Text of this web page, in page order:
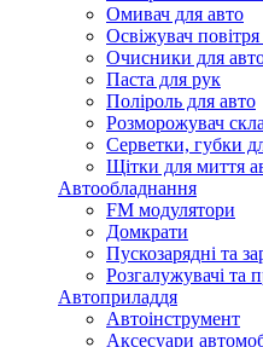
Омивач для авто
Освіжувач
Очисники для
Паста для рук
Поліроль для авто
Розморожувач скла
Серветки, губки
Щітки для миття
Автообладнання
FM модулятори
Домкрати
Пускозарядні та
Розгалужувачі та
Автоприладдя
Автоінструмент
Аксесуари